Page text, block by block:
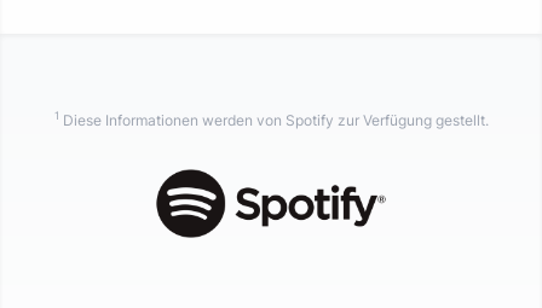
1 Diese Informationen werden von Spotify zur Verfügung gestellt.